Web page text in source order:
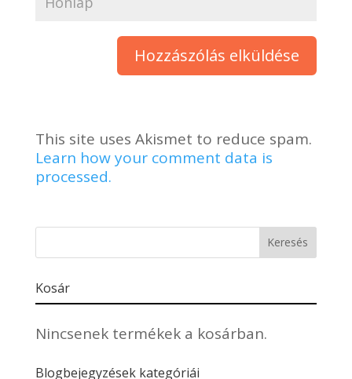
This site uses Akismet to reduce spam.
Learn how your comment data is
processed.
Kosár
Nincsenek termékek a kosárban.
Blogbejegyzések kategóriái